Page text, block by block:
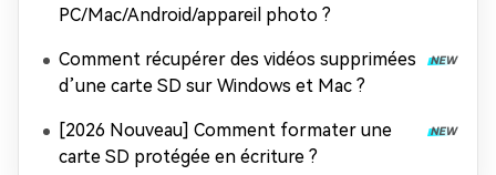
PC/Mac/Android/appareil photo ?
Comment récupérer des vidéos supprimées
d’une carte SD sur Windows et Mac ?
[2026 Nouveau] Comment formater une
carte SD protégée en écriture ?